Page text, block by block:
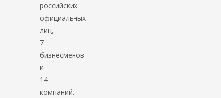
российских
официальных
лиц,
7
бизнесменов
и
14
компаний.